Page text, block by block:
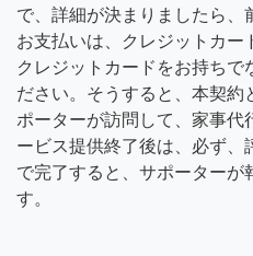
で、詳細が決まりましたら、
お支払いは、クレジットカー
クレジットカードをお持ちで
ださい。そうすると、本契約
ポーターが訪問して、家事代
ービス提供終了後は、必ず、
で完了すると、サポーターが
す。